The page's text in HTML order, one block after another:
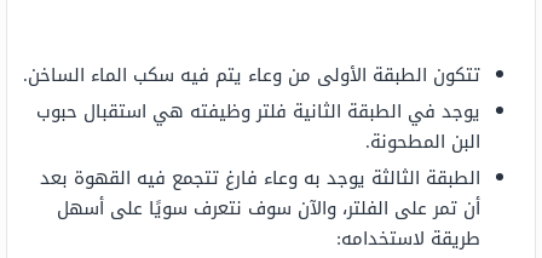
تتكون الطبقة الأولى من وعاء يتم فيه سكب الماء الساخن.
يوجد في الطبقة الثانية فلتر وظيفته هي استقبال حبوب
البن المطحونة.
الطبقة الثالثة يوجد به وعاء فارغ تتجمع فيه القهوة بعد
أن تمر على الفلتر، والآن سوف نتعرف سويًا على أسهل
طريقة لاستخدامه: